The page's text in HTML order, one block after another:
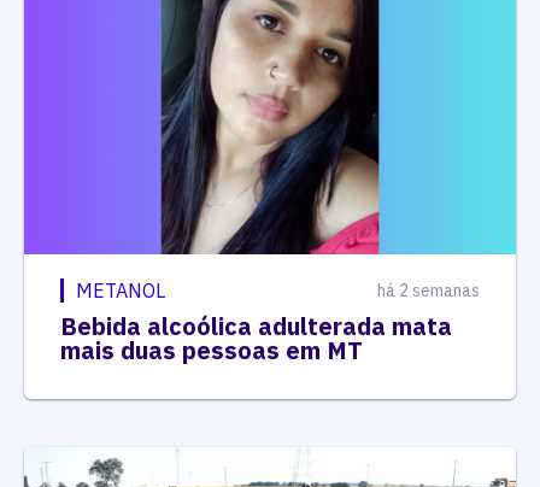
METANOL há 2 semanas
Bebida alcoólica adulterada mata
mais duas pessoas em MT